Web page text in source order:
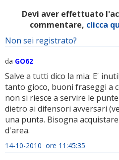
Devi aver effettuato
commentare, clicca
Non sei registrato?
da GO62
Salve a tutti dico la mia: E'
tanto gioco, buoni fraseggi a
non si riesce a servire le
dietro ai difensori avversari
una punta. Bisogna
d'area.
14-10-2010 ore 11:45:35